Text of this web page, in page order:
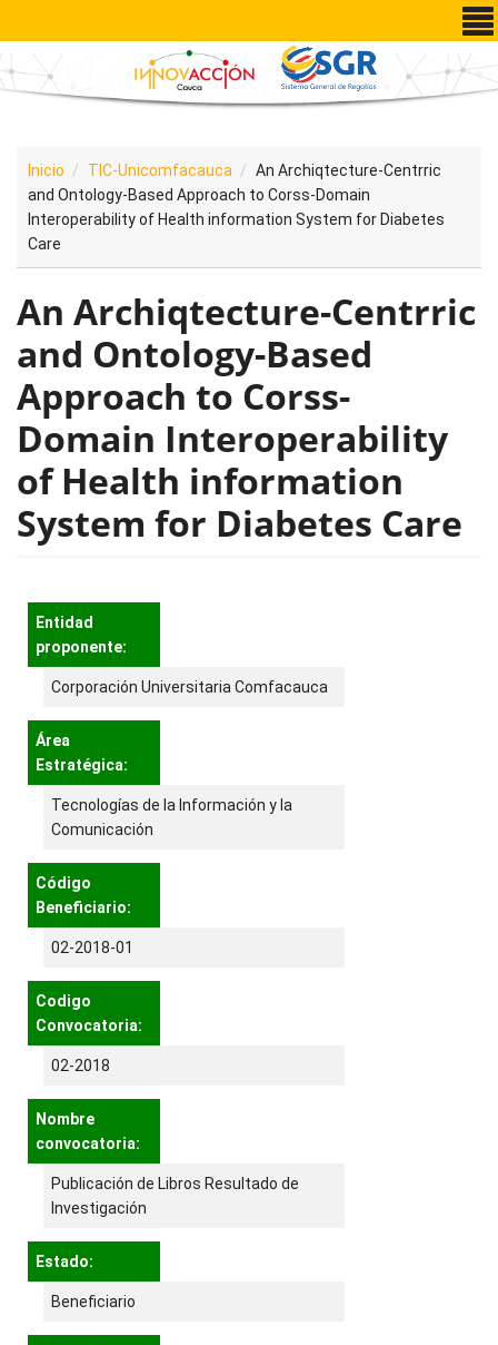
Pasar al contenido principal
Inicio TIC-Unicomfacauca
An Archiqtecture-Centrric
and Ontology-Based Approach to Corss-Domain
Interoperability of Health information System for Diabetes
Care
An Archiqtecture-Centrric
and Ontology-Based
Approach to Corss-
Domain Interoperability
of Health information
System for Diabetes Care
Entidad
proponente:
Corporación Universitaria Comfacauca
Área
Estratégica:
Tecnologías de la Información y la
Comunicación
Código
Beneficiario:
02-2018-01
Codigo
Convocatoria:
02-2018
Nombre
convocatoria:
Publicación de Libros Resultado de
Investigación
Estado:
Beneficiario